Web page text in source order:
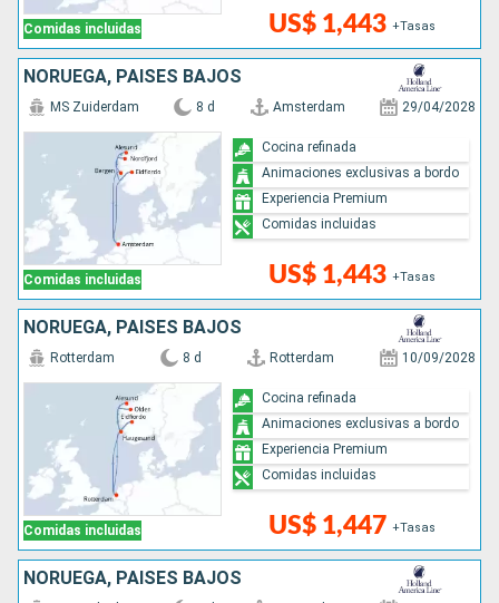
Comidas incluidas US$ 1,443 +Tasas
NORUEGA, PAISES BAJOS
Comidas incluidas
MS Zuiderdam 8 d Amsterdam 29/04/2028
US$ 1,443 +Tasas
Cocina refinada
Animaciones exclusivas a bordo
Experiencia Premium
Comidas incluidas
NORUEGA, PAISES BAJOS
Comidas incluidas
Rotterdam 8 d Rotterdam 10/09/2028
US$ 1,447 +Tasas
Cocina refinada
Animaciones exclusivas a bordo
Experiencia Premium
Comidas incluidas
NORUEGA, PAISES BAJOS